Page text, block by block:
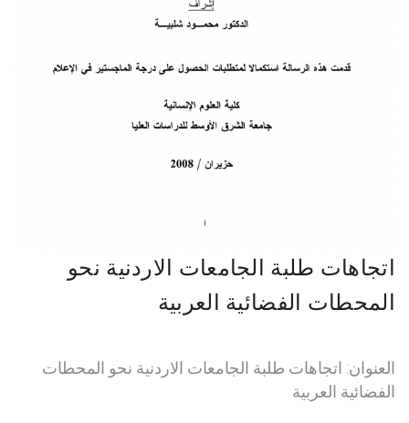
اتجاهات طلبة الجامعات الاردنية نحو
المحطات الفضائية العربية
العنوان: اتجاهات طلبة الجامعات الاردنية نحو المحطات
الفضائية العربية